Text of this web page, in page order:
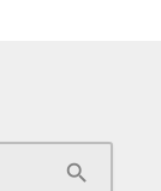
search